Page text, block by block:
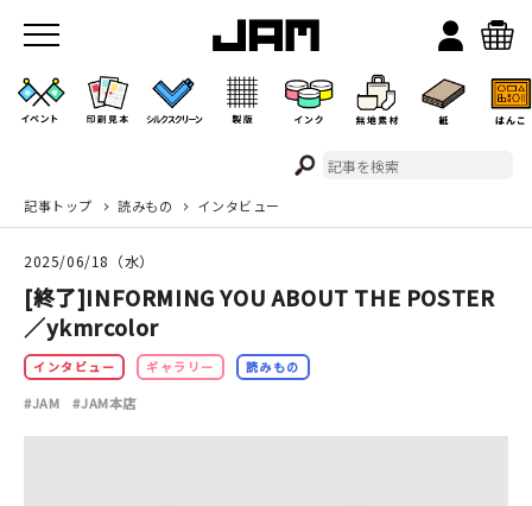
JAMのこと
お店/ワークスペース
記事トップ 読みもの インタビュー
2025/06/18（水）
[終了]INFORMING YOU ABOUT THE POSTER
／ykmrcolor
インタビュー ギャラリー 読みもの
#JAM #JAM本店